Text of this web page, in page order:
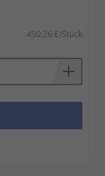
450,26 €/Stück